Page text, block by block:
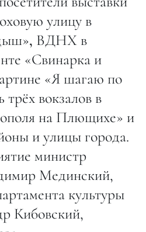
улицу в
, ВДНХ в
«Свинарка и
«Я шагаю по
вокзалов в
на Плющихе» и
и улицы города.
министр
Мединский,
культуры
Кибовский,